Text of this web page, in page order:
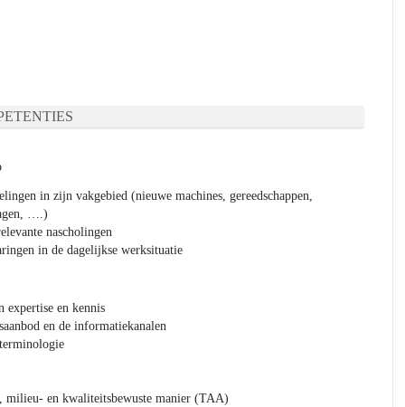
in zijn vakgebied (nieuwe machines, gereedschappen,
….)
nascholingen
in de dagelijkse werksituatie
expertise en kennis
en de informatiekanalen
milieu- en kwaliteitsbewuste manier (TAA)